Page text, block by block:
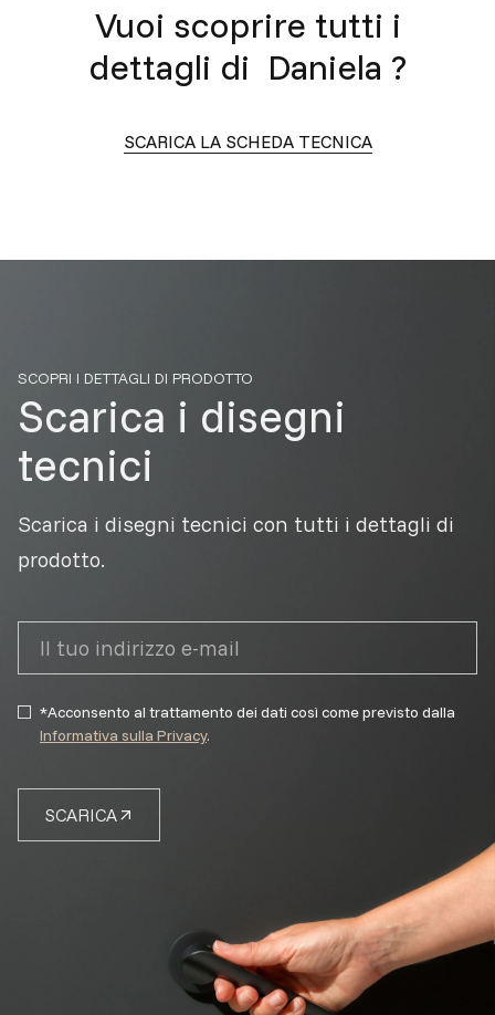
Vuoi scoprire tutti i
dettagli di Daniela ?
SCARICA LA SCHEDA TECNICA
SCOPRI I DETTAGLI DI PRODOTTO
Scarica i disegni
tecnici
Scarica i disegni tecnici con tutti i dettagli di
prodotto.
SCARICA
*Acconsento al trattamento dei dati così come previsto dalla
Informativa sulla Privacy.